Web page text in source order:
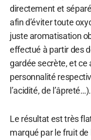
directement et
afin d’éviter toute
juste aromatisation
effectué à partir des
gardée secrète, et ce
personnalité
l’acidité, de l’âpreté…).
Le résultat est très
marqué par le fruit